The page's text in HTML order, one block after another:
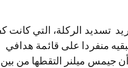
منفردا على قائمة هدافي
جيمس ميلنر التقطها من بين